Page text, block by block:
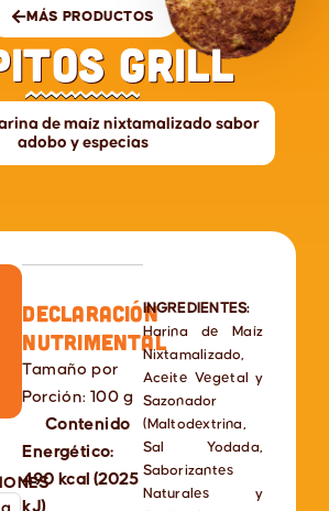
MÁS PRODUCTOS
Grill
de maíz nixtamalizado sabor
adobo y especias
Declaración
nutrimental
Tamaño por
Porción: 100 g
Contenido
Energético:
490 kcal (2025
kJ)
INGREDIENTES:
Harina de Maíz
Nixtamalizado,
Aceite Vegetal y
Sazonador
(Maltodextrina,
Sal Yodada,
Saborizantes
Naturales y